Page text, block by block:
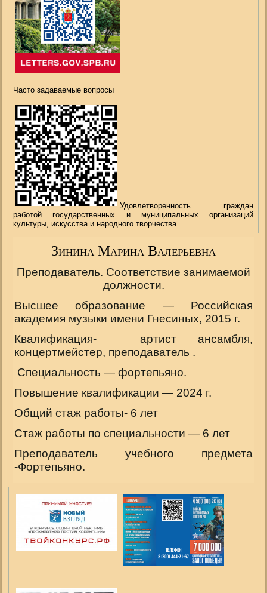
Часто задаваемые вопросы
Удовлетворенность граждан
работой государственных и муниципальных организаций
культуры, искусства и народного творчества
Зинина Марина Валерьевна
Преподаватель. Соответствие занимаемой
должности.
Высшее образование — Российская
академия музыки имени Гнесиных, 2015 г.
Квалификация- артист ансамбля,
концертмейстер, преподаватель .
Специальность — фортепьяно.
Повышение квалификации — 2024 г.
Общий стаж работы- 6 лет
Стаж работы по специальности — 6 лет
Преподаватель учебного предмета
-Фортепьяно.